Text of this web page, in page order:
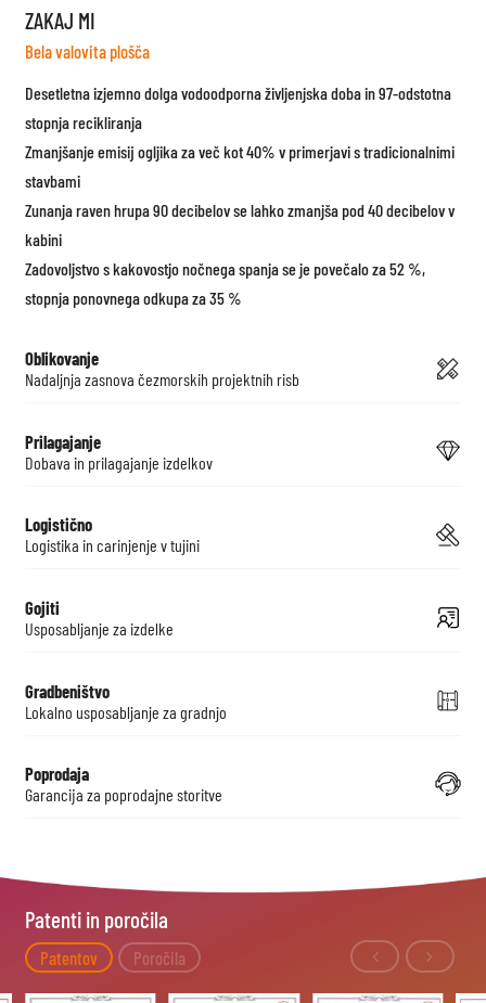
ZAKAJ MI
Bela valovita plošča
Desetletna izjemno dolga vodoodporna življenjska doba in 97-odstotna
stopnja recikliranja
Zmanjšanje emisij ogljika za več kot 40% v primerjavi s tradicionalnimi
stavbami
Zunanja raven hrupa 90 decibelov se lahko zmanjša pod 40 decibelov v
kabini
Zadovoljstvo s kakovostjo nočnega spanja se je povečalo za 52 %,
stopnja ponovnega odkupa za 35 %
Oblikovanje
Nadaljnja zasnova čezmorskih projektnih risb
Prilagajanje
Dobava in prilagajanje izdelkov
Logistično
Logistika in carinjenje v tujini
Gojiti
Usposabljanje za izdelke
Gradbeništvo
Lokalno usposabljanje za gradnjo
Poprodaja
Garancija za poprodajne storitve
Patenti in poročila
Patentov Poročila